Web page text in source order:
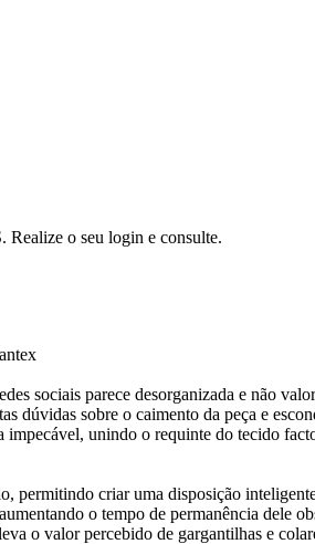
Realize o seu login e consulte.
sociais parece desorganizada e não
dúvidas sobre o caimento da peça e
impecável, unindo o requinte do tecido
permitindo criar uma disposição
o tempo de permanência dele
o valor percebido de gargantilhas e